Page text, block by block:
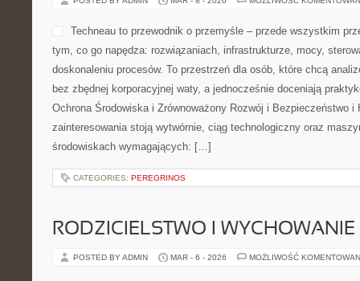
Techneau to przewodnik o przemyśle – przede wszystkim
tym, co go napędza: rozwiązaniach, infrastrukturze, mocy,
doskonaleniu procesów. To przestrzeń dla osób, które chcą
bez zbędnej korporacyjnej waty, a jednocześnie doceniają
Ochrona Środowiska i Zrównoważony Rozwój i Bezpieczeństwo i
zainteresowania stoją wytwórnie, ciąg technologiczny oraz
środowiskach wymagających: […]
CATEGORIES: PEREGRINOS
RODZICIELSTWO I WYCHOWANIE
POSTED BY ADMIN MAR - 6 - 2026 MOŻLIWOŚĆ